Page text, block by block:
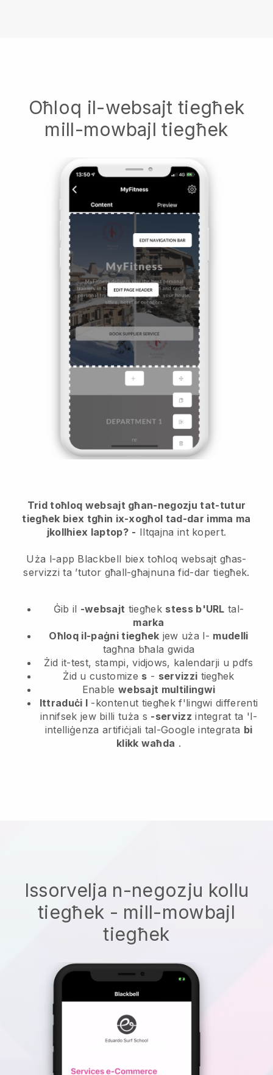
Oħloq il-websajt tiegħek
mill-mowbajl tiegħek
Trid toħloq websajt għan-negozju tat-tutur
tiegħek biex tgħin ix-xogħol tad-dar imma ma
jkollhiex laptop? - Iltqajna int kopert.
Uża l-app Blackbell biex toħloq websajt għas-
servizzi ta ’tutor għall-għajnuna fid-dar tiegħek.
Ġib il -websajt tiegħek stess b'URL tal-
marka
Oħloq il-paġni tiegħek jew uża l- mudelli
tagħna bħala gwida
Żid it-test, stampi, vidjows, kalendarji u pdfs
Żid u customize s - servizzi tiegħek
Enablewebsajt multilingwi
Ittraduċi l -kontenut tiegħek f'lingwi differenti
innifsek jew billi tuża s -servizz integrat ta 'l-
intelliġenza artifiċjali tal-Google integrata bi
klikk waħda .
Issorvelja n-negozju kollu
tiegħek - mill-mowbajl
tiegħek